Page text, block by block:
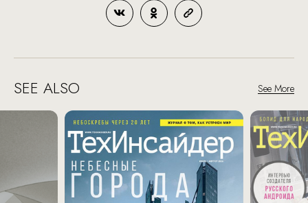
SEE ALSO See More